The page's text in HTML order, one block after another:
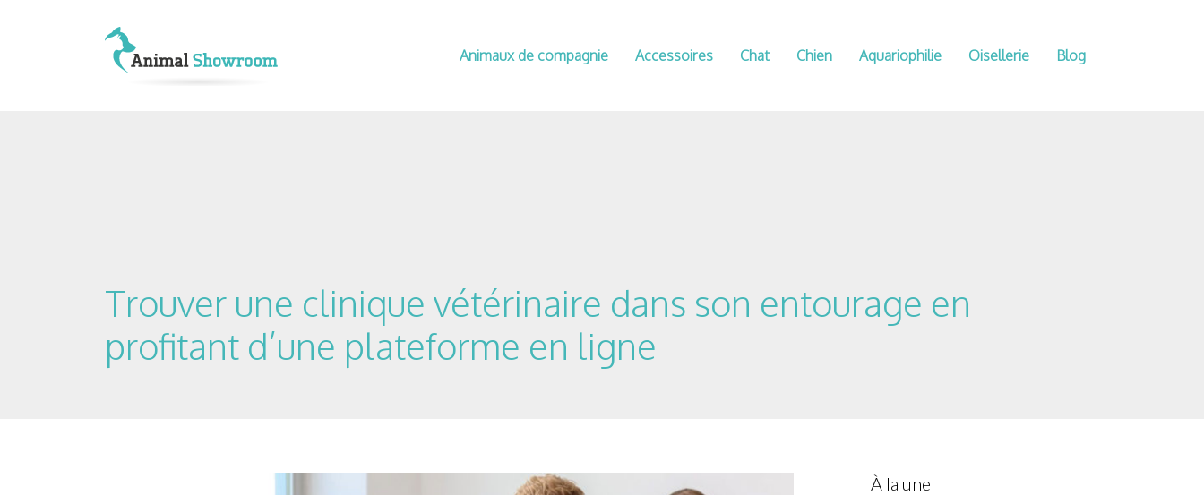
Animaux de compagnie Accessoires Chat Chien Aquariophilie Oisellerie Blog
Trouver une clinique vétérinaire dans son entourage en
profitant d’une plateforme en ligne
À la une